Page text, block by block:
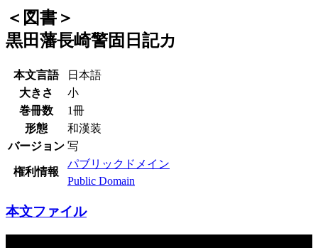
＜図書＞
黒田藩長崎警固日記カ
本文言語
日本語
大きさ
小
巻冊数
1冊
形態
和漢装
バージョン 写
権利情報
パブリックドメイン
Public Domain
本文ファイル